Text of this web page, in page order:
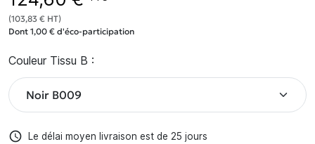
(103,83 € HT)
Dont 1,00 € d'éco-participation
Couleur Tissu B :
access_time Le délai moyen livraison est de 25 jours